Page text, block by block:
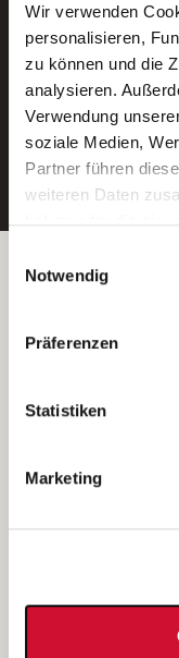
Wir verwenden
personalisieren,
zu können und die
analysieren.
Verwendung
soziale Medien,
Partner führen
weiteren Daten
Wenn Sie auf
Sie der
Ihre Einwilligung
indem Sie die
unserer
Notwendig
Präferenzen
Statistiken
Marketing
Neue
Ein
E-
Betreiber der
Kantstraße 45a
(Ein
e.V.)
Bewerbung als
Bewerbung als